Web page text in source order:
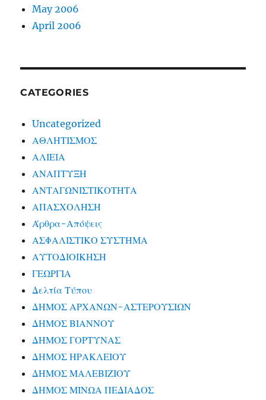
May 2006
April 2006
CATEGORIES
Uncategorized
ΑΘΛΗΤΙΣΜΟΣ
ΑΛΙΕΙΑ
ΑΝΑΠΤΥΞΗ
ΑΝΤΑΓΩΝΙΣΤΙΚΟΤΗΤΑ
ΑΠΑΣΧΟΛΗΣΗ
Άρθρα-Απόψεις
ΑΣΦΑΛΙΣΤΙΚΟ ΣΥΣΤΗΜΑ
ΑΥΤΟΔΙΟΙΚΗΣΗ
ΓΕΩΡΓΙΑ
Δελτία Τύπου
ΔΗΜΟΣ ΑΡΧΑΝΩΝ-ΑΣΤΕΡΟΥΣΙΩΝ
ΔΗΜΟΣ ΒΙΑΝΝΟΥ
ΔΗΜΟΣ ΓΟΡΤΥΝΑΣ
ΔΗΜΟΣ ΗΡΑΚΛΕΙΟΥ
ΔΗΜΟΣ ΜΑΛΕΒΙΖΙΟΥ
ΔΗΜΟΣ ΜΙΝΩΑ ΠΕΔΙΑΔΟΣ